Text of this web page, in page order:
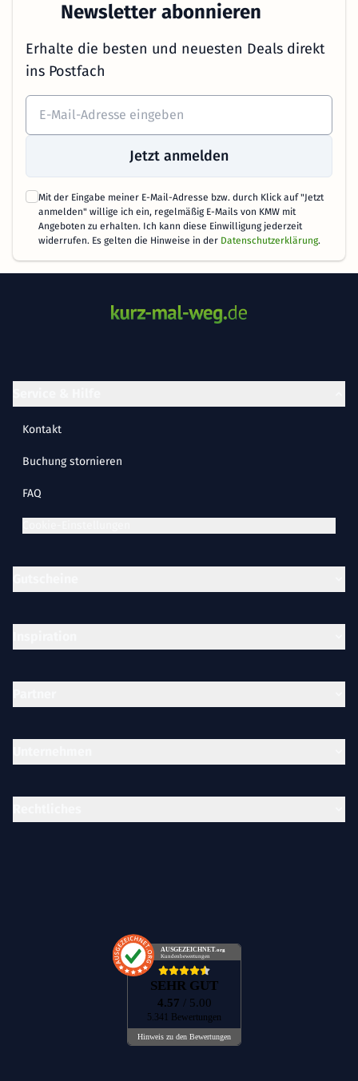
Newsletter abonnieren
Erhalte die besten und neuesten Deals direkt
ins Postfach
Jetzt anmelden
Mit der Eingabe meiner E-Mail-Adresse bzw. durch Klick auf "Jetzt
anmelden" willige ich ein, regelmäßig E-Mails von KMW mit
Angeboten zu erhalten. Ich kann diese Einwilligung jederzeit
widerrufen. Es gelten die Hinweise in der Datenschutzerklärung.
AUSGEZEICHNET .org
Kundenbewertungen
SEHR GUT
4.57 / 5.00
5.341 Bewertungen
Hinweis zu den Bewertungen
Kontakt
Buchung stornieren
FAQ